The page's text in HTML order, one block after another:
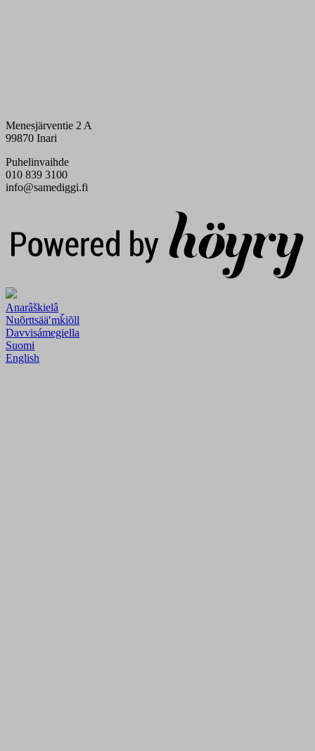
Menesjärventie 2 A
99870 Inari
Puhelinvaihde
010 839 3100
info@samediggi.fi
Anarâškielâ
Nuõrttsääʹmǩiõll
Davvisámegiella
Suomi
English